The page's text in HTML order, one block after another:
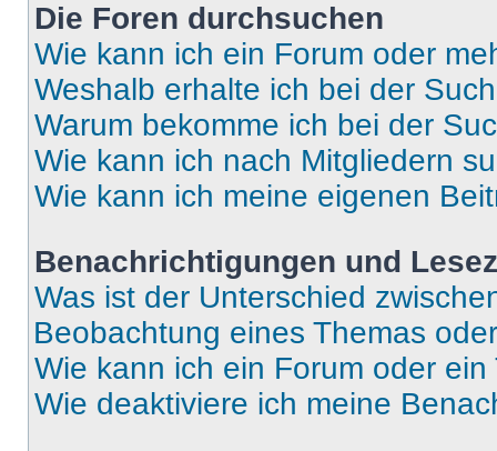
Die Foren durchsuchen
Wie kann ich ein Forum oder
Weshalb erhalte ich bei der
Warum bekomme ich bei der
Wie kann ich nach Mitgliedern
Wie kann ich meine eigenen
Benachrichtigungen und
Was ist der Unterschied
Beobachtung eines Themas
Wie kann ich ein Forum oder
Wie deaktiviere ich meine